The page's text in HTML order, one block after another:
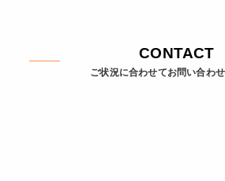
CONTACT
ご状況に合わせてお問い合わ